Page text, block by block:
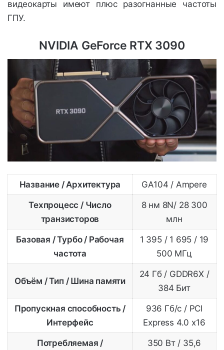
видеокарты имеют плюс разогнанные частоты
ГПУ.
NVIDIA GeForce RTX 3090
Название / Архитектура GA104 / Ampere
Техпроцесс / Число
транзисторов
8 нм 8N/ 28 300
млн
Базовая / Турбо / Рабочая
частота
1 395 / 1 695 / 19
500 МГц
Объём / Тип / Шина памяти
24 Гб / GDDR6X /
384 Бит
Пропускная способность /
Интерфейс
936 Гб/с / PCI
Express 4.0 x16
Потребляемая /
350 Вт / 35,6